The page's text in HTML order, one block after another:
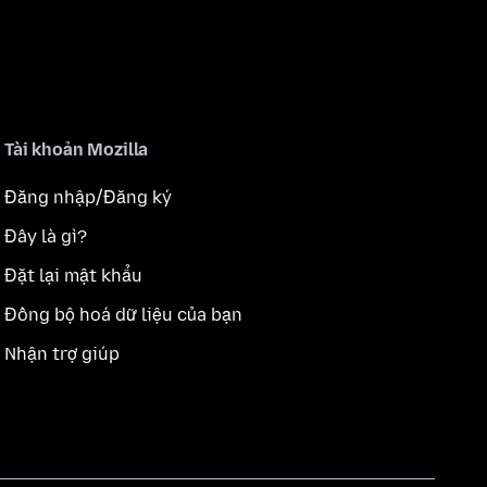
Tài khoản Mozilla
Đăng nhập/Đăng ký
Đây là gì?
Đặt lại mật khẩu
Đồng bộ hoá dữ liệu của bạn
Nhận trợ giúp